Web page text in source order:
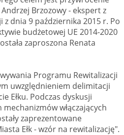
Brzozowy - ekspert z
dnia 9 października 2015 r. Po
budżetowej UE 2014-2020
zaproszona Renata
Programu Rewitalizacji
uwzględnieniem delimitacji
Ełku. Podczas dyskusji
włączających
zaprezentowane
Ełk - wzór na rewitalizację".